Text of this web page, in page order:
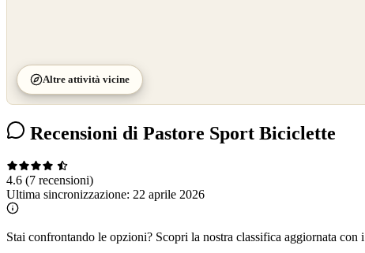
Altre attività vicine
Recensioni di Pastore Sport Biciclette
4.6 (7 recensioni)
Ultima sincronizzazione: 22 aprile 2026
Stai confrontando le opzioni? Scopri la nostra classifica aggiornata con i